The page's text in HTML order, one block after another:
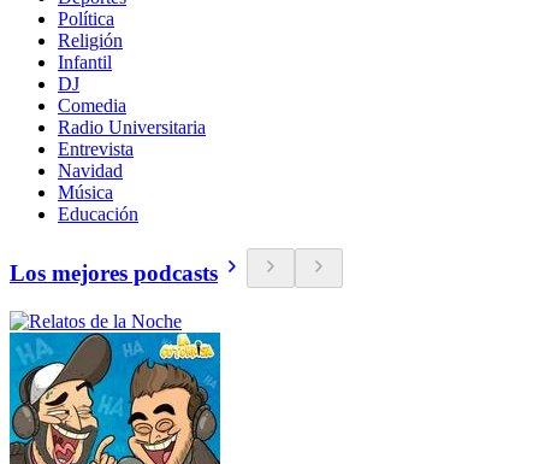
Política
Religión
Infantil
DJ
Comedia
Radio Universitaria
Entrevista
Navidad
Música
Educación
Los mejores podcasts